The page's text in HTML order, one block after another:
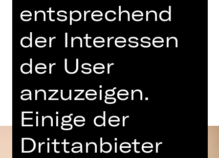
Tickets
Termine und Besetzung
entsprechend
der Interessen
der User
anzuzeigen.
Einige der
Drittanbieter